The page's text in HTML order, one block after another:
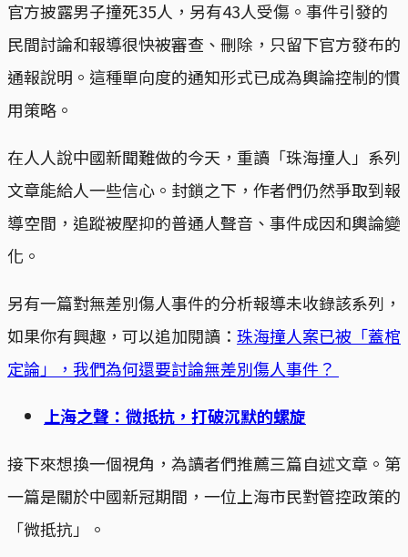
官方披露男子撞死35人，另有43人受傷。事件引發的
民間討論和報導很快被審查、刪除，只留下官方發布的
通報說明。這種單向度的通知形式已成為輿論控制的慣
用策略。
在人人說中國新聞難做的今天，重讀「珠海撞人」系列
文章能給人一些信心。封鎖之下，作者們仍然爭取到報
導空間，追蹤被壓抑的普通人聲音、事件成因和輿論變
化。
另有一篇對無差別傷人事件的分析報導未收錄該系列，
如果你有興趣，可以追加閱讀： 珠海撞人案已被「蓋棺
定論」，我們為何還要討論無差別傷人事件？
上海之聲：微抵抗，打破沉默的螺旋
接下來想換一個視角，為讀者們推薦三篇自述文章。第
一篇是關於中國新冠期間，一位上海市民對管控政策的
「微抵抗」。